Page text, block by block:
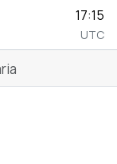
17:15
UTC